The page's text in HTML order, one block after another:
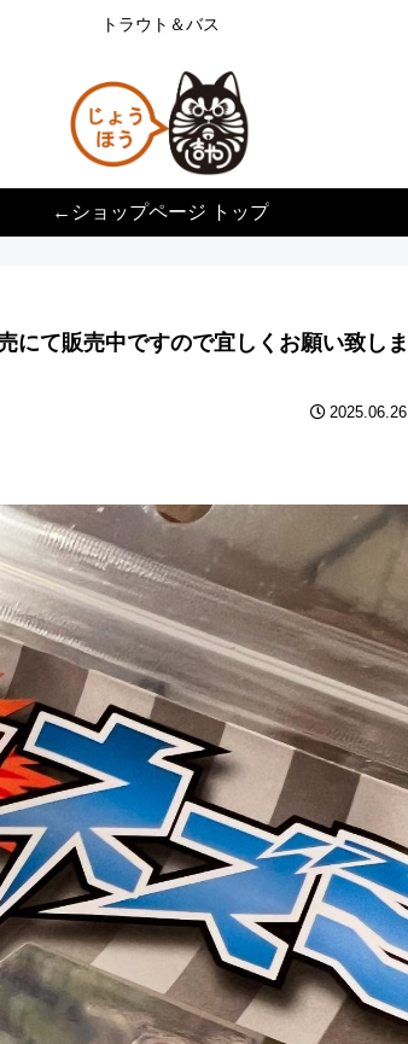
トラウト＆バス
←ショップページ トップ
にて販売中ですので宜しくお願い致しま
2025.06.26